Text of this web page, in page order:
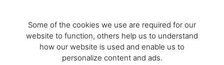
Some of the cookies we use are required for our
website to function, others help us to understand
how our website is used and enable us to
personalize content and ads.